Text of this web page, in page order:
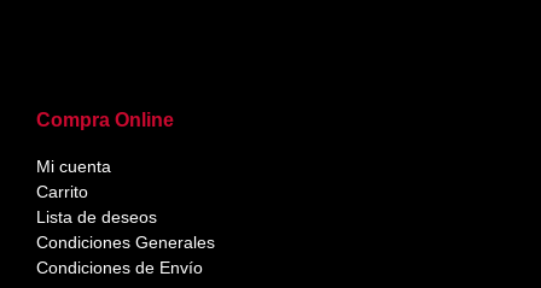
Compra Online
Mi cuenta
Carrito
Lista de deseos
Condiciones Generales
Condiciones de Envío